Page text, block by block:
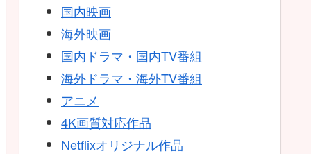
国内映画
海外映画
国内ドラマ・国内TV番組
海外ドラマ・海外TV番組
アニメ
4K画質対応作品
Netflixオリジナル作品